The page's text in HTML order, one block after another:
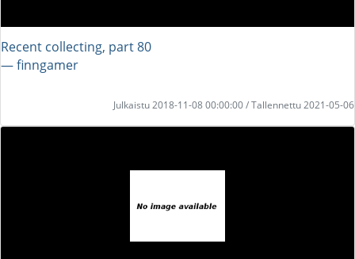
Recent collecting, part 80
― finngamer
Julkaistu 2018-11-08 00:00:00 / Tallennettu 2021-05-06